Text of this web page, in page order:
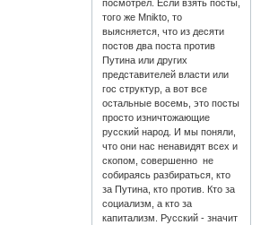
посмотрел. Если взять посты,
того же Mnikto, то
выясняется, что из десяти
постов два поста против
Путина или других
представителей власти или
гос структур, а вот все
остальные восемь, это посты
просто изничтожающие
русский народ. И мы поняли,
что они нас ненавидят всех и
скопом, совершенно не
собираясь разбираться, кто
за Путина, кто против. Кто за
социализм, а кто за
капитализм. Русский - значит